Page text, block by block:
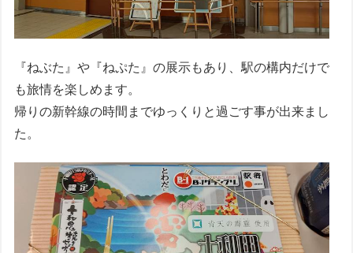
『ねぶた』や『ねぷた』の展示もあり、駅の構内だけで
も旅情を楽しめます。
帰りの新幹線の時間までゆっくりと過ごす事が出来まし
た。